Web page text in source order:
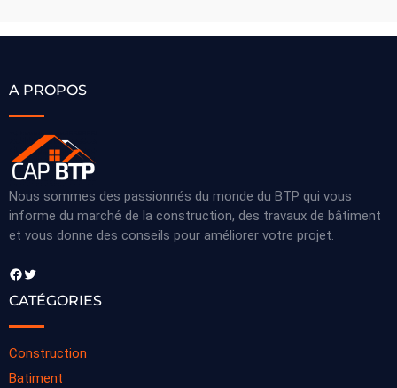
A PROPOS
Nous sommes des passionnés du monde du BTP qui vous
informe du marché de la construction, des travaux de bâtiment
et vous donne des conseils pour améliorer votre projet.
Facebook Twitter
CATÉGORIES
Construction
Batiment